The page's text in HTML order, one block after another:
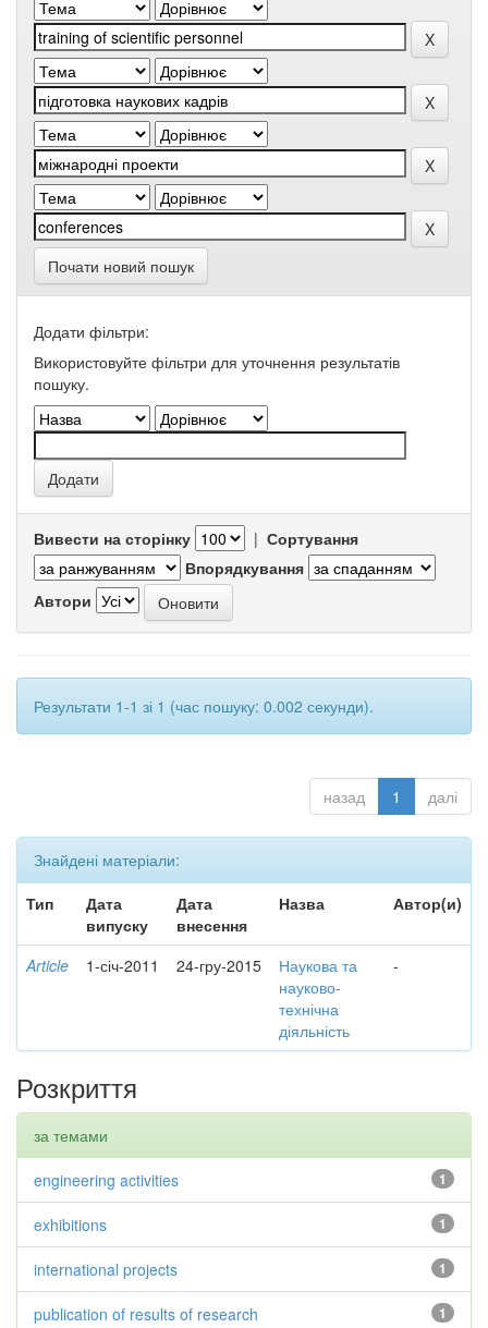
Почати новий пошук
Додати фільтри:
Використовуйте фільтри для уточнення результатів
пошуку.
Вивести на сторінку | Сортування
Впорядкування
Автори
Результати 1-1 зі 1 (час пошуку: 0.002 секунди).
назад 1 далі
Знайдені матеріали:
Тип
Дата
випуску
Дата
внесення
Назва Автор(и)
Article 1-січ-2011 24-гру-2015
Наукова та
науково-
технічна
діяльність
-
Розкриття
за темами
1
engineering activities
1
exhibitions
1
international projects
1
publication of results of research